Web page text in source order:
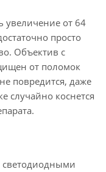
увеличение от 64
просто
Объектив с
от поломок
повредится, даже
случайно коснется